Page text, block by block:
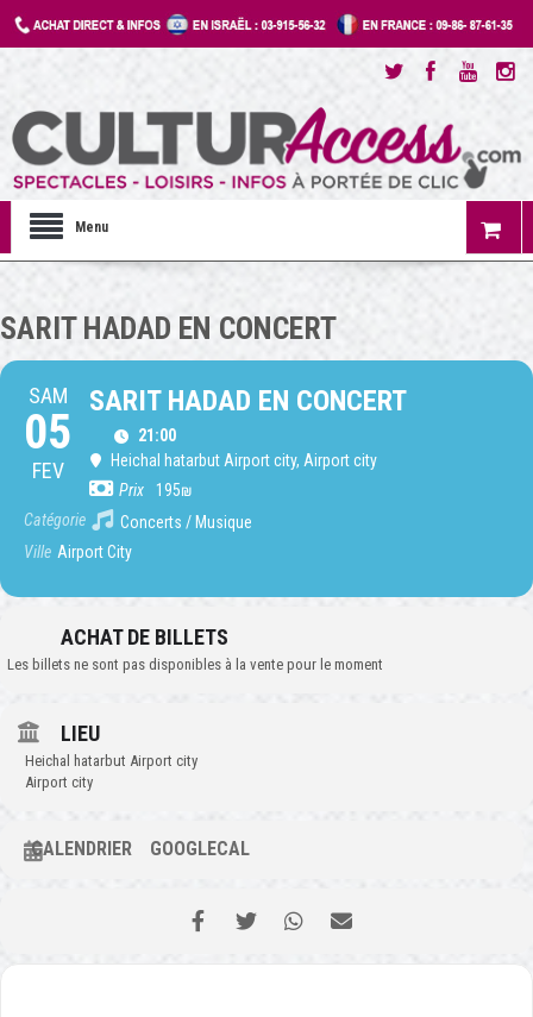
Menu
SARIT HADAD EN CONCERT
SAM
05
FEV
SARIT HADAD EN CONCERT
21:00
Heichal hatarbut Airport city, Airport city
Prix
195₪
Catégorie
Concerts / Musique
Ville Airport City
ACHAT DE BILLETS
Les billets ne sont pas disponibles à la vente pour le moment
LIEU
Heichal hatarbut Airport city
Airport city
CALENDRIER GOOGLECAL